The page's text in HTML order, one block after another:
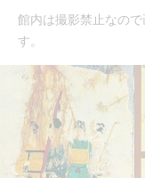
館内は撮影禁止なの
す。